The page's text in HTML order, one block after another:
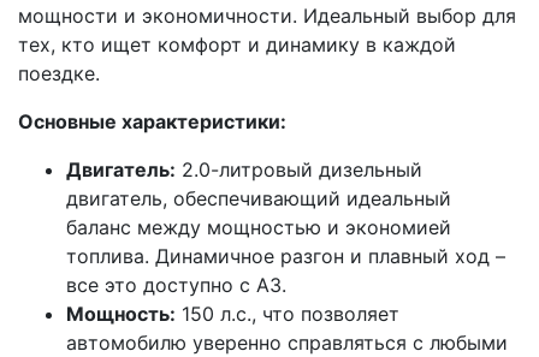
мощности и экономичности. Идеальный выбор для
тех, кто ищет комфорт и динамику в каждой
поездке.
Основные характеристики:
Двигатель: 2.0-литровый дизельный
двигатель, обеспечивающий идеальный
баланс между мощностью и экономией
топлива. Динамичное разгон и плавный ход –
все это доступно с A3.
Мощность: 150 л.с., что позволяет
автомобилю уверенно справляться с любыми